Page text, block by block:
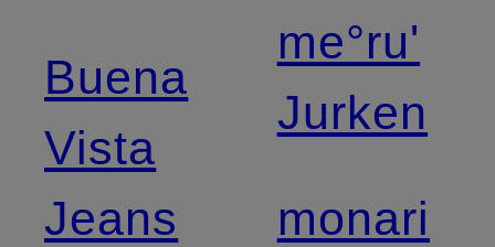
Buena
Vista
Jeans
me°ru'
Jurken
monari